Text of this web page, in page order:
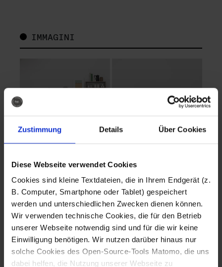
Zustimmung Details Über Cookies
Diese Webseite verwendet Cookies
Cookies sind kleine Textdateien, die in Ihrem Endgerät (z.
B. Computer, Smartphone oder Tablet) gespeichert
werden und unterschiedlichen Zwecken dienen können.
Wir verwenden technische Cookies, die für den Betrieb
unserer Webseite notwendig sind und für die wir keine
Einwilligung benötigen. Wir nutzen darüber hinaus nur
solche Cookies des Open-Source-Tools Matomo, die uns
dabei helfen, die Nutzung unserer Webseite zu
IMMAGINI
Fotografo: Lorenz
Sternbach
Download
Fotografo: Lorenz
Sternbach
Download